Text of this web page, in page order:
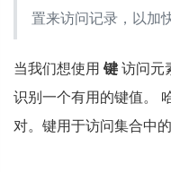
置来访问记录，以加
当我们想使用 键访问元
识别一个有用的键值。
对。键用于访问集合中的